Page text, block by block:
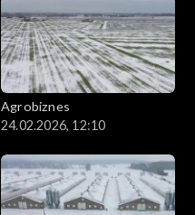
Agrobiznes
24.02.2026, 12:10